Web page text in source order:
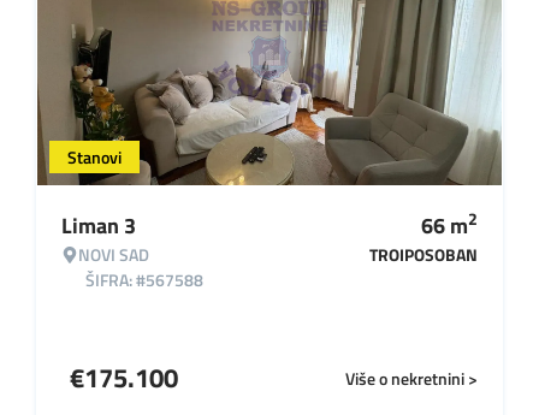
Stanovi
Liman 3
NOVI SAD
ŠIFRA: #567588
66m2
TROIPOSOBAN
Više o nekretnini >
€175.100